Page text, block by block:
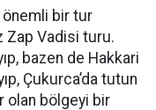
önemli bir tur
Zap Vadisi turu.
bazen de Hakkari
Çukurca’da tutun
olan bölgeyi bir